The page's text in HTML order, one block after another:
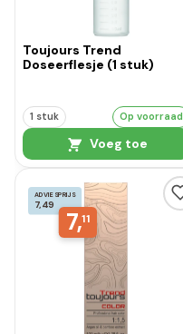
Toujours Trend
Doseerflesje (1 stuk)
1 stuk Op voorraad
Voeg toe
ADVIESPRIJS
7,49
7,11